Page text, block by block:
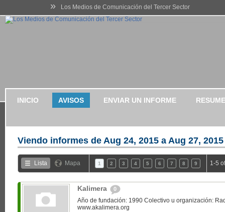
» Los Medios de Comunicación del Tercer Sector
INICIO AVISOS ENVIAR UN INFORME
Viendo informes de Aug 24, 2015 a Aug 27, 2015
Lista Mapa 1 2 3 4 5 6 7 8 9 1-5
Kalimera 0
Año de fundación: 1990 Colectivo u organización:
www.akalimera.org